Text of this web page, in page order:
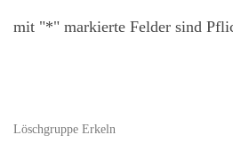
mit "*" markierte Felder sind
Löschgruppe Erkeln